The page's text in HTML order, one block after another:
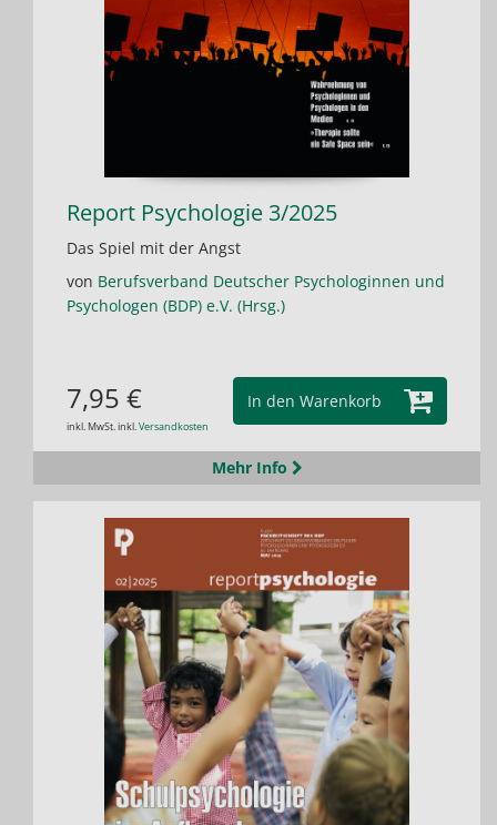
Report Psychologie 3/2025
Das Spiel mit der Angst
von Berufsverband Deutscher Psychologinnen und
Psychologen (BDP) e.V. (Hrsg.)
In den Warenkorb
7,95 €
inkl. MwSt. inkl.Versandkosten
Mehr Info